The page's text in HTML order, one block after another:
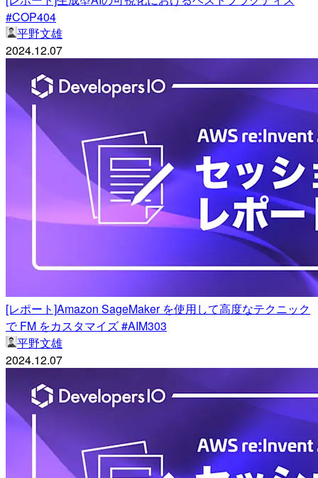
#COP404
平野文雄
2024.12.07
[レポート]Amazon SageMaker を使用して高度なテクニック
で FM をカスタマイズ #AIM303
平野文雄
2024.12.07